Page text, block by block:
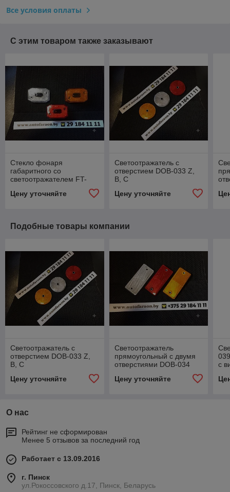
Все условия оплаты
С этим товаром также заказывают
Стекло фонаря
габаритного со
светоотражателем FT-
Цену уточняйте
Светоотражатель с
отверстием DOB-033 Z,
B, C
Цену уточняйте
Подобные товары компании
Светоотражатель с
отверстием DOB-033 Z,
B, C
Цену уточняйте
Светоотражатель
прямоугольный с двумя
отверстиями DOB-034
Цену уточняйте
с
О нас
Рейтинг не сформирован
Менее 5 отзывов за последний год
Работает с 13.09.2016
г. Пинск
ул.Рокоссовского д.17, Пинск, Беларусь